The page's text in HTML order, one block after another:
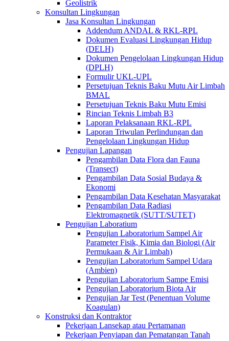
Geolistrik
Konsultan Lingkungan
Jasa Konsultan Lingkungan
Addendum ANDAL & RKL-RPL
Dokumen Evaluasi Lingkungan Hidup
(DELH)
Dokumen Pengelolaan Lingkungan Hidup
(DPLH)
Formulir UKL-UPL
Persetujuan Teknis Baku Mutu Air Limbah
BMAL
Persetujuan Teknis Baku Mutu Emisi
Rincian Teknis Limbah B3
Laporan Pelaksanaan RKL-RPL
Laporan Triwulan Perlindungan dan
Pengelolaan Lingkungan Hidup
Pengujian Lapangan
Pengambilan Data Flora dan Fauna
(Transect)
Pengambilan Data Sosial Budaya &
Ekonomi
Pengambilan Data Kesehatan Masyarakat
Pengambilan Data Radiasi
Elektromagnetik (SUTT/SUTET)
Pengujian Laboratium
Pengujian Laboratorium Sampel Air
Parameter Fisik, Kimia dan Biologi (Air
Permukaan & Air Limbah)
Pengujian Laboratorium Sampel Udara
(Ambien)
Pengujian Laboratorium Sampe Emisi
Pengujian Laboratorium Biota Air
Pengujian Jar Test (Penentuan Volume
Koagulan)
Konstruksi dan Kontraktor
Pekerjaan Lansekap atau Pertamanan
Pekerjaan Penyiapan dan Pematangan Tanah